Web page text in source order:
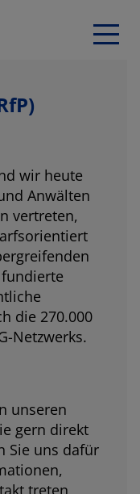
wir heute
Anwälten
vertreten,
die 270.000
Netzwerks.
unseren
gern direkt
Sie uns dafür
treten